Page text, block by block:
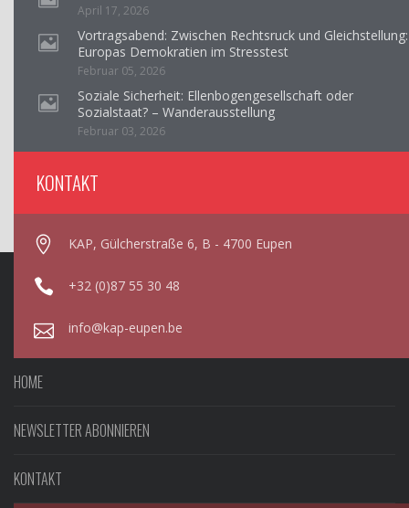
April 17, 2026
Vortragsabend: Zwischen Rechtsruck und Gleichstellung:
Europas Demokratien im Stresstest
Februar 05, 2026
Soziale Sicherheit: Ellenbogengesellschaft oder
Sozialstaat? – Wanderausstellung
Februar 03, 2026
KONTAKT
KAP, Gülcherstraße 6, B - 4700 Eupen
+32 (0)87 55 30 48
info@kap-eupen.be
HOME
NEWSLETTER ABONNIEREN
KONTAKT